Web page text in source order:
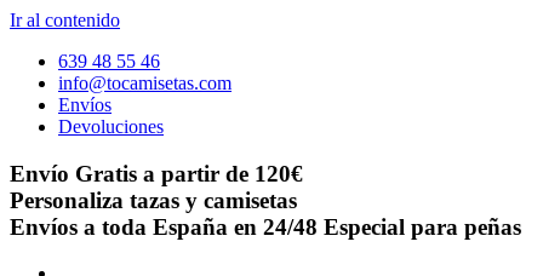
Ir al contenido
639 48 55 46
info@tocamisetas.com
Envíos
Devoluciones
Envío Gratis a partir de 120€
Personaliza tazas y camisetas
Envíos a toda España en 24/48 Especial para peñas